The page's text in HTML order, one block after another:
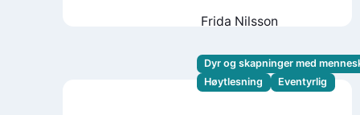
Frida Nilsson
Dyr og skapninger med
Høytlesning
Eventyrlig